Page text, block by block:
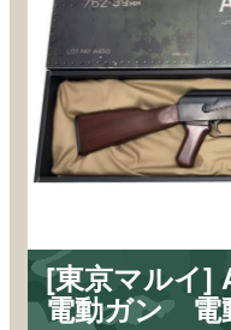
[東京マルイ]
電動ガン 電